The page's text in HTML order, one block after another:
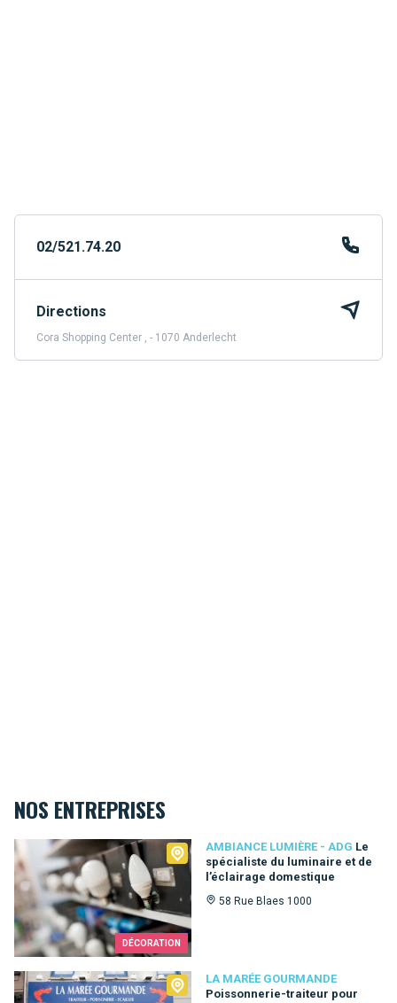
02/521.74.20
Directions
Cora Shopping Center , - 1070 Anderlecht
NOS ENTREPRISES
DÉCORATION
AMBIANCE LUMIÈRE - ADG Le
spécialiste du luminaire et de
l’éclairage domestique
58 Rue Blaes 1000
Ambiance Lumière - ADG
LA MARÉE GOURMANDE
Poissonnerie-traiteur pour
La Marée Gourmande